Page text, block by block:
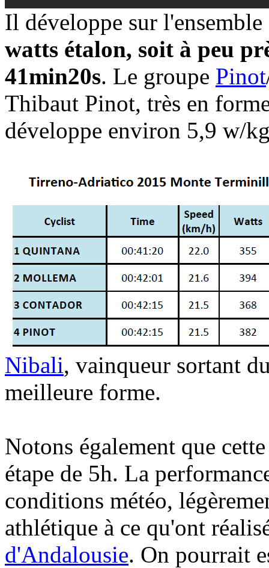
Il développe sur
watts étalon, soit à peu
41min20s. Le groupe Pinot
Thibaut Pinot, très en
développe environ 5,9 w/
Nibali, vainqueur sortant
meilleure forme.
Notons également que
étape de 5h. La
conditions météo,
athlétique à ce qu'ont
d'Andalousie. On pourrait